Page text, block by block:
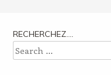
RECHERCHEZ….
Search